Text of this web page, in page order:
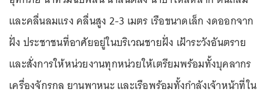
และคลื่นลมแรง คลื่นสูง 2-3 เมตร เรือขนาดเล็ก งดออกจาก
ฝั่ง ประชาชนที่อาศัยอยู่ในบริเวณชายฝั่ง เฝ้าระวังอันตราย
และสั่งการให้หน่วยงานทุกหน่วยให้เตรียมพร้อมทั้งบุคลากร
เครื่องจักรกล ยานพาหนะ และเรือพร้อมทั้งกำลังเจ้าหน้าที่ใน